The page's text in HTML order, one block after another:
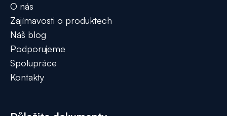
O nás
Zajímavosti o produktech
Náš blog
Podporujeme
Spolupráce
Kontakty